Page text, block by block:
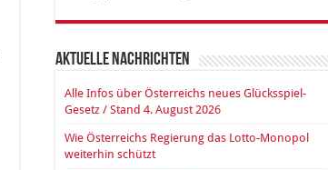
Aktuelle Nachrichten
Alle Infos über Österreichs neues Glücksspiel-
Gesetz / Stand 4. August 2026
Wie Österreichs Regierung das Lotto-Monopol
weiterhin schützt